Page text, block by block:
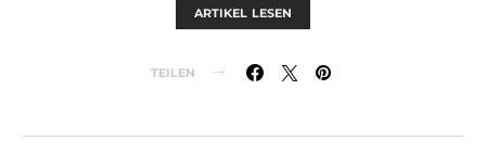
ARTIKEL LESEN
TEILEN